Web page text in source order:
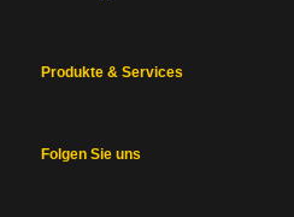
Produkte & Services
Folgen Sie uns